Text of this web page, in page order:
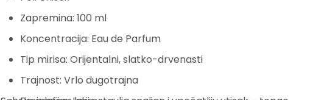
Zapremina: 100 ml
Koncentracija: Eau de Parfum
Tip mirisa: Orijentalni, slatko-drvenasti
Trajnost: Vrlo dugotrajna